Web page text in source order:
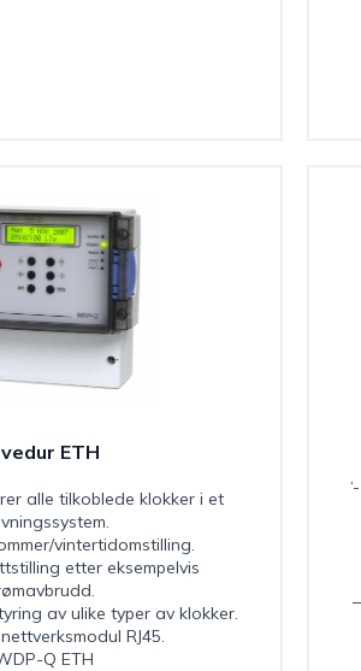
ETH
alle tilkoblede klokker i et
vintertidomstilling.
etter eksempelvis
av ulike typer av klokker.
RJ45.
Q ETH